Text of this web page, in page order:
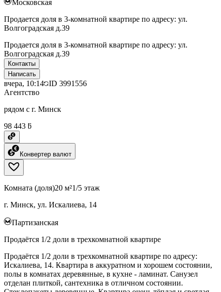
Московская
Продается доля в 3-комнатной квартире по адресу: ул.
Волгоградская д.39
Продается доля в 3-комнатной квартире по адресу: ул.
Волгоградская д.39
Контакты
Написать
вчера, 10:14 ID 3991556
Агентство
рядом с г. Минск
98 443 ƃ
Конвертер валют
Комната (доля)20 м²1/5 этаж
г. Минск, ул. Искалиева, 14
Партизанская
Продаётся 1/2 доли в трехкомнатной квартире
Продаётся 1/2 доли в трехкомнатной квартире по адресу:
Искалиева, 14. Квартира в аккуратном и хорошем состоянии,
полы в комнатах деревянные, в кухне - ламинат. Санузел
отделан плиткой, сантехника в отличном состоянии.